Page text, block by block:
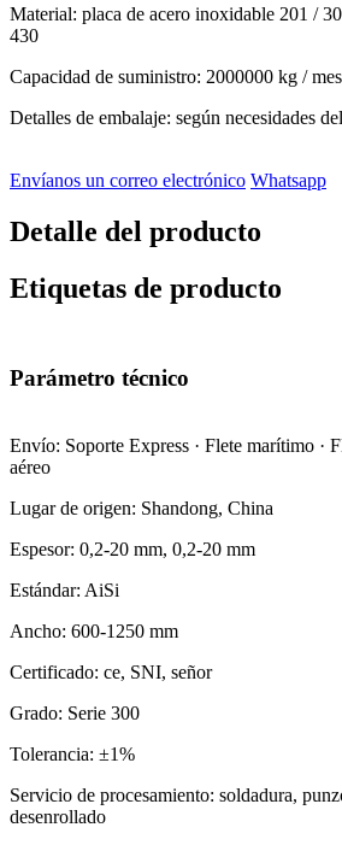
Material: placa de acero inoxidable 201 /
430
Capacidad de suministro: 2000000 kg / mes
Detalles de embalaje: según necesidades
Envíanos un correo electrónico Whatsapp
Detalle del producto
Etiquetas de producto
Parámetro técnico
Envío: Soporte Express · Flete marítimo ·
aéreo
Lugar de origen: Shandong, China
Espesor: 0,2-20 mm, 0,2-20 mm
Estándar: AiSi
Ancho: 600-1250 mm
Certificado: ce, SNI, señor
Grado: Serie 300
Tolerancia: ±1%
Servicio de procesamiento: soldadura,
desenrollado